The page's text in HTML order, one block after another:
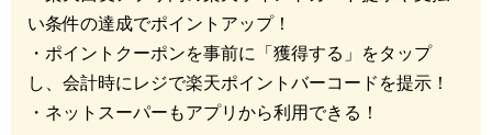
い条件の達成でポイントアップ！
・ポイントクーポンを事前に「獲得する」をタップ
し、会計時にレジで楽天ポイントバーコードを提示！
・ネットスーパーもアプリから利用できる！